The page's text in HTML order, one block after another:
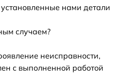
нами детали
случаем?
неисправности,
с выполненной работой